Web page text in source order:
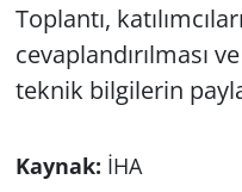
Toplantı,
cevaplandırılması
teknik bilgilerin
Kaynak: İHA